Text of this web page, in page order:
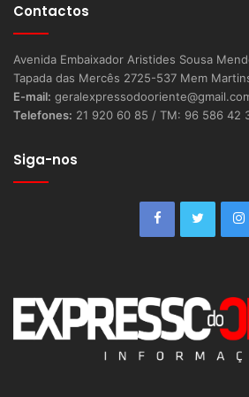
Contactos
Avenida Embaixador Aristides Sousa
Tapada das Mercês 2725-537 Mem
E-mail:
Telefones: 21 920 60 85 / TM: 96 586 42
Siga-nos